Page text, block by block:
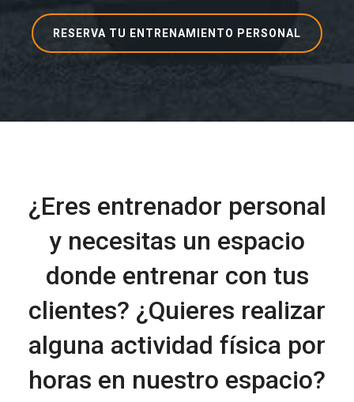
RESERVA TU ENTRENAMIENTO PERSONAL
¿Eres entrenador personal
y necesitas un espacio
donde entrenar con tus
clientes? ¿Quieres realizar
alguna actividad física por
horas en nuestro espacio?